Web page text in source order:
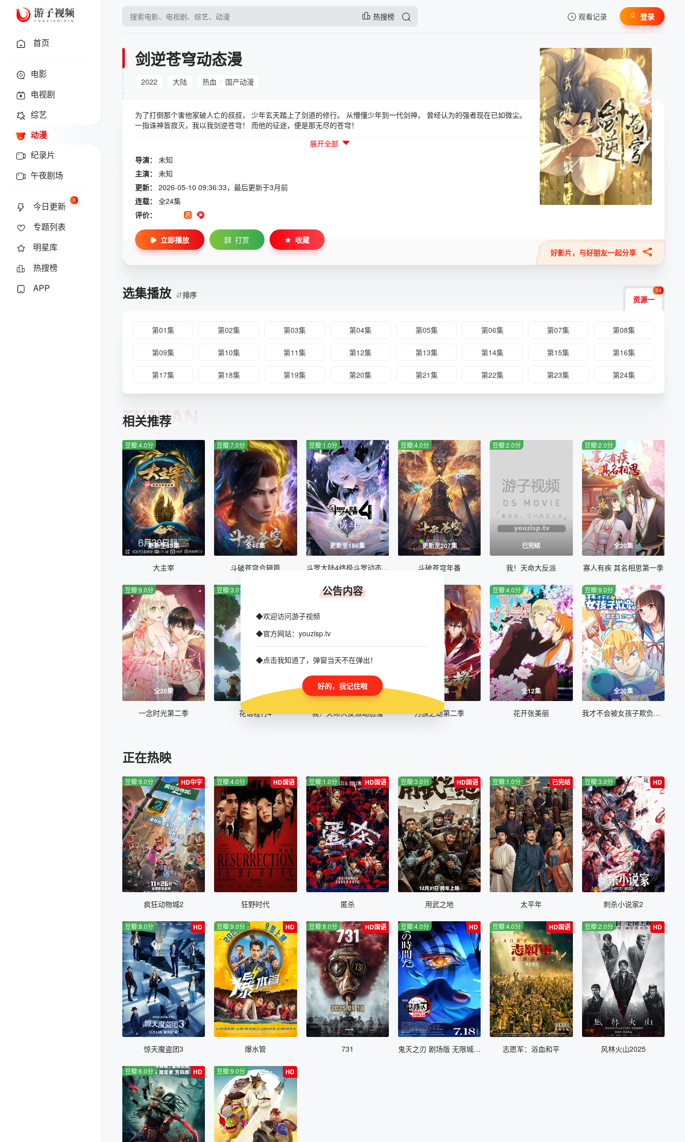
热搜榜 观看记录
暂无观看影片的记录
登录
首页
电影
电视剧
综艺
动漫
纪录片
午夜剧场
今日更新
0
专题列表
明星库
热搜榜
APP
剑逆苍穹动态漫
2022 大陆 热血 / 国产动漫
为了打倒那个害他家破人亡的叔叔， 少年玄天踏上了剑道的修行。 从懵懂少年到一代剑神， 曾经认为的强者现在已如微尘。
一指诛神皆寂灭，我以我剑逆苍穹！ 而他的征途，便是那无尽的苍穹！
展开全部
导演：
未知
主演：
未知
更新：
2026-05-10 09:36:33，最后更新于3月前
连载：
全24集
评价：
好影片，与好朋友一起分享
立即播放 打赏 收藏
选集播放 排序 资源一
24
第01集 第02集 第03集 第04集 第05集 第06集 第07集 第08集
第09集 第10集 第11集 第12集 第13集 第14集 第15集 第16集
第17集 第18集 第19集 第20集 第21集 第22集 第23集 第24集
相关推荐
TUIJIAN
更新至83集
豆瓣:4.0分
大主宰
全46集
豆瓣:7.0分
斗破苍穹合辑篇
更新至196集
豆瓣:1.0分
斗罗大陆4终极斗罗动态漫画
更新至207集
豆瓣:4.0分
斗破苍穹年番
已完结
豆瓣:2.0分
我！天命大反派
全20集
豆瓣:2.0分
寡人有疾 其名相思第一季
全20集
豆瓣:9.0分
一念时光第二季
豆瓣:3.0分
花语程行4
全26集
豆瓣:7.0分
我！天命大反派动态漫
全30集
万族之劫第二季
全12集
豆瓣:4.0分
花开张美丽
全20集
豆瓣:9.0分
我才不会被女孩子欺负呢动态漫第二季
正在热映
HD中字
豆瓣:9.0分
疯狂动物城2
HD国语
豆瓣:4.0分
狂野时代
HD国语
豆瓣:1.0分
匿杀
HD国语
豆瓣:3.0分
用武之地
已完结
豆瓣:1.0分
太平年
HD
豆瓣:3.0分
刺杀小说家2
HD
豆瓣:8.0分
惊天魔盗团3
HD
豆瓣:9.0分
爆水管
HD国语
豆瓣:8.0分
731
HD
豆瓣:4.0分
鬼灭之刃 剧场版 无限城篇 第一章 猗窝座再来
HD国语
豆瓣:4.0分
志愿军：浴血和平
HD
豆瓣:2.0分
风林火山2025
HD
豆瓣:6.0分 HD
豆瓣:9.0分
公告内容
◆欢迎访问游子视频
◆官方网站：youzisp.tv
◆点击我知道了，弹窗当天不在弹出！
好的，我记住啦